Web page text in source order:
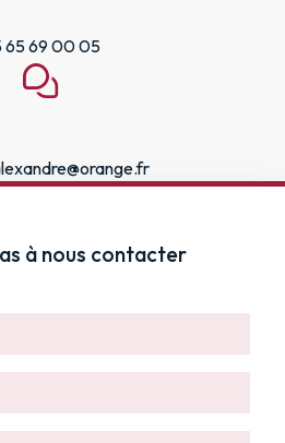
65 69 00 05
à nous contacter